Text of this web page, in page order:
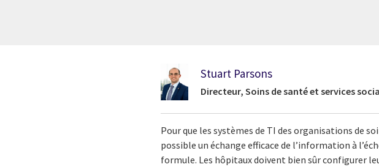
Stuart Parsons
Directeur, Soins de santé et services
Pour que les systèmes de TI des organisations de
possible un échange efficace de l’information à
formule. Les hôpitaux doivent bien sûr configurer